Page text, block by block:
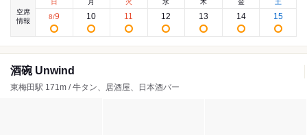
空席
情報
日
8/9
月
10
火
11
水
12
木
13
金
14
土
15
酒碗 Unwind
東梅田駅 171m / 牛タン、居酒屋、日本酒バー